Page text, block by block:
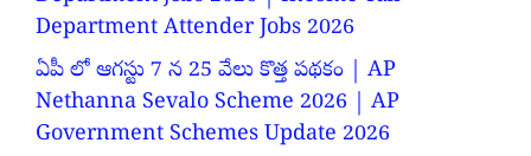
Department Attender Jobs 2026
ఏపీ లో ఆగస్టు 7 న 25 వేలు కొత్త పథకం | AP
Nethanna Sevalo Scheme 2026 | AP
Government Schemes Update 2026